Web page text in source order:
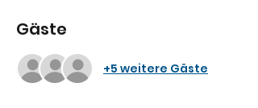
Gäste
+5 weitere Gäste